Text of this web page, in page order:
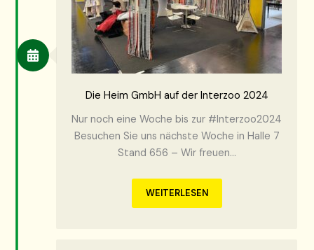
Die Heim GmbH auf der Interzoo 2024
Nur noch eine Woche bis zur #Interzoo2024
Besuchen Sie uns nächste Woche in Halle 7
Stand 656 – Wir freuen…
WEITERLESEN